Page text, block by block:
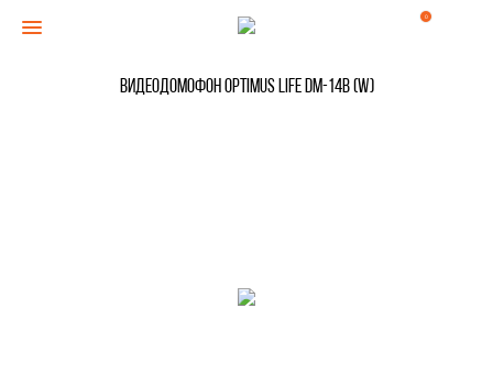
0
Видеодомофон Optimus Life DM-14B (w)